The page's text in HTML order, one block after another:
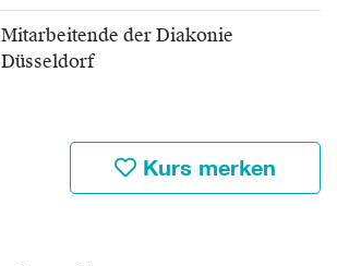
Mitarbeitende der Diakonie
Düsseldorf
Kurs merken